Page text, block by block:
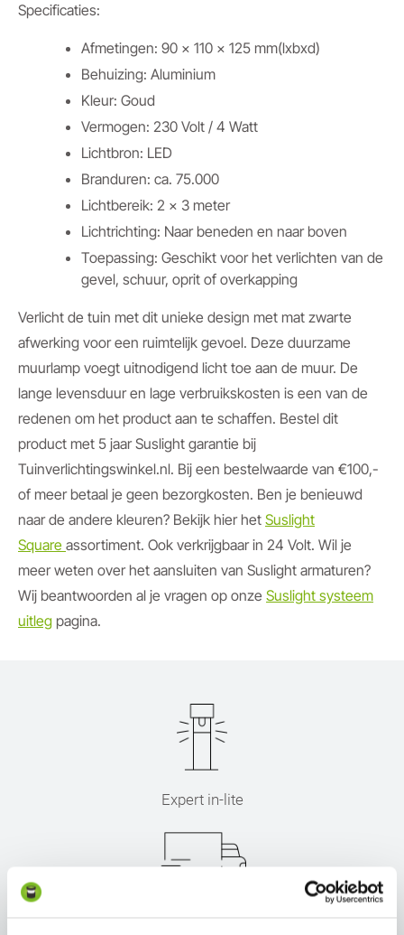
Specificaties:
Afmetingen: 90 x 110 x 125 mm(lxbxd)
Behuizing: Aluminium
Kleur: Goud
Vermogen: 230 Volt / 4 Watt
Lichtbron: LED
Branduren: ca. 75.000
Lichtbereik: 2 x 3 meter
Lichtrichting: Naar beneden en naar boven
Toepassing: Geschikt voor het verlichten van de
gevel, schuur, oprit of overkapping
Verlicht de tuin met dit unieke design met mat zwarte
afwerking voor een ruimtelijk gevoel. Deze duurzame
muurlamp voegt uitnodigend licht toe aan de muur. De
lange levensduur en lage verbruikskosten is een van de
redenen om het product aan te schaffen. Bestel dit
product met 5 jaar Suslight garantie bij
Tuinverlichtingswinkel.nl. Bij een bestelwaarde van €100,-
of meer betaal je geen bezorgkosten. Ben je benieuwd
naar de andere kleuren? Bekijk hier het Suslight
Square assortiment. Ook verkrijgbaar in 24 Volt. Wil je
meer weten over het aansluiten van Suslight armaturen?
Wij beantwoorden al je vragen op onze Suslight systeem
uitleg pagina.
Expert in-lite